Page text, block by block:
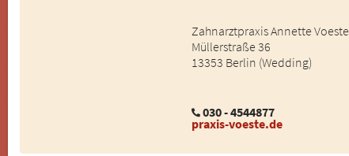
Zahnarztpraxis Annette Voeste
Müllerstraße 36
13353 Berlin (Wedding)
030 - 4544877
praxis-voeste.de